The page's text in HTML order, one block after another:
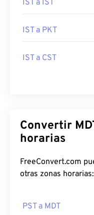
IST a IST
IST a PKT
IST a CST
Convertir
horarias
FreeConvert.com
otras zonas horarias:
PST a MDT